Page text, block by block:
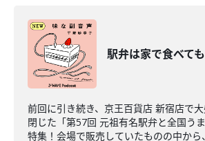
駅弁は家で食べて
前回に引き続き、京王百貨店 新宿店で
閉じた「第57回 元祖有名駅弁と全国う
特集！会場で販売していたものの中か